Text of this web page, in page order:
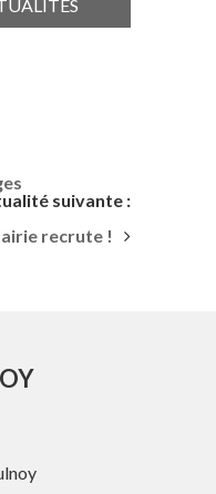
suivante :
recrute !